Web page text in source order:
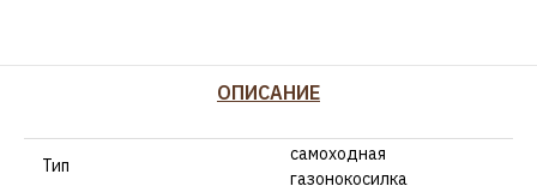
ОПИСАНИЕ
Тип
самоходная
газонокосилка